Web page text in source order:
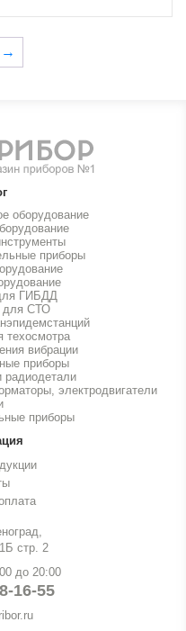
→
оборудование
приборы
ГИБДД
для СТО
техосмотра
вибрации
приборы
радиодетали
электродвигатели
приборы
стр. 2
до 20:00
16-55